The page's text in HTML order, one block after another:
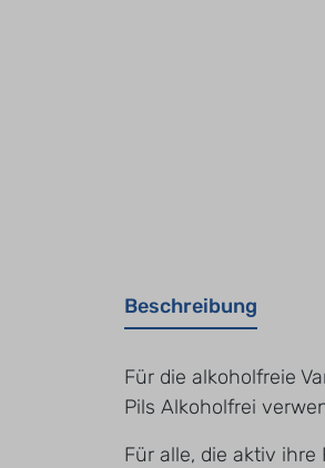
Beschreibung
Für die alkoholfreie
Pils Alkoholfrei
Für alle, die aktiv